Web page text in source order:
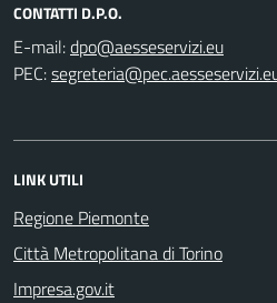
CONTATTI D.P.O.
E-mail:
PEC:
LINK UTILI
Regione Piemonte
Città Metropolitana di Torino
Impresa.gov.it